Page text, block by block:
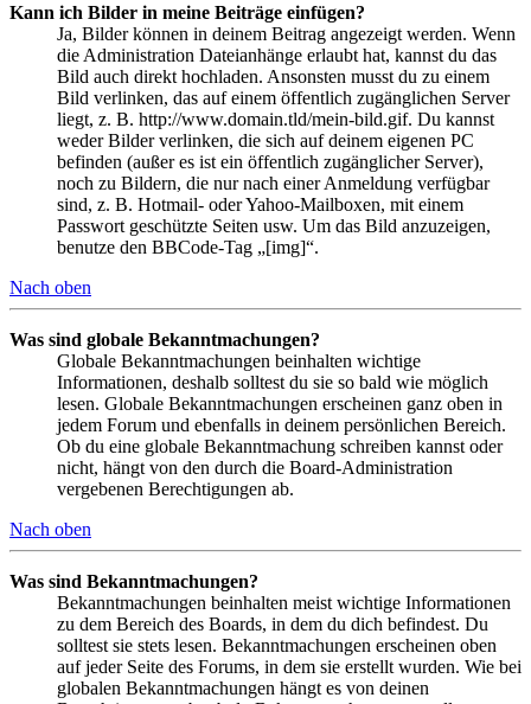
Kann ich Bilder in meine Beiträge einfügen?
Ja, Bilder können in deinem Beitrag angezeigt werden. Wenn
die Administration Dateianhänge erlaubt hat, kannst du das
Bild auch direkt hochladen. Ansonsten musst du zu einem
Bild verlinken, das auf einem öffentlich zugänglichen Server
liegt, z. B. http://www.domain.tld/mein-bild.gif. Du kannst
weder Bilder verlinken, die sich auf deinem eigenen PC
befinden (außer es ist ein öffentlich zugänglicher Server),
noch zu Bildern, die nur nach einer Anmeldung verfügbar
sind, z. B. Hotmail- oder Yahoo-Mailboxen, mit einem
Passwort geschützte Seiten usw. Um das Bild anzuzeigen,
benutze den BBCode-Tag „[img]“.
Nach oben
Was sind globale Bekanntmachungen?
Globale Bekanntmachungen beinhalten wichtige
Informationen, deshalb solltest du sie so bald wie möglich
lesen. Globale Bekanntmachungen erscheinen ganz oben in
jedem Forum und ebenfalls in deinem persönlichen Bereich.
Ob du eine globale Bekanntmachung schreiben kannst oder
nicht, hängt von den durch die Board-Administration
vergebenen Berechtigungen ab.
Nach oben
Was sind Bekanntmachungen?
Bekanntmachungen beinhalten meist wichtige Informationen
zu dem Bereich des Boards, in dem du dich befindest. Du
solltest sie stets lesen. Bekanntmachungen erscheinen oben
auf jeder Seite des Forums, in dem sie erstellt wurden. Wie bei
globalen Bekanntmachungen hängt es von deinen